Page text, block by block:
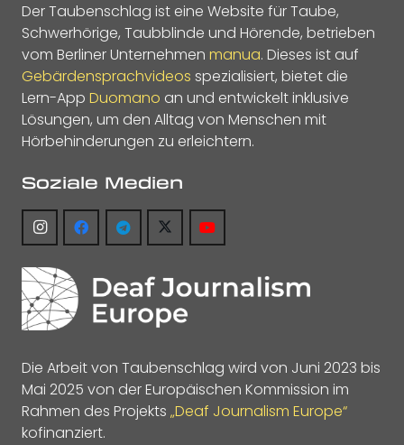
Der Taubenschlag ist eine Website für Taube,
Schwerhörige, Taubblinde und Hörende, betrieben
vom Berliner Unternehmen manua. Dieses ist auf
Gebärdensprachvideos spezialisiert, bietet die
Lern-App Duomano an und entwickelt inklusive
Lösungen, um den Alltag von Menschen mit
Hörbehinderungen zu erleichtern.
Soziale Medien
Die Arbeit von Taubenschlag wird von Juni 2023 bis
Mai 2025 von der Europäischen Kommission im
Rahmen des Projekts „Deaf Journalism Europe“
kofinanziert.